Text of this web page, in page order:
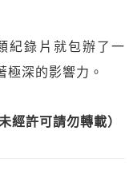
紀錄片就包辦了一
深的影響力。
經許可請勿轉載）